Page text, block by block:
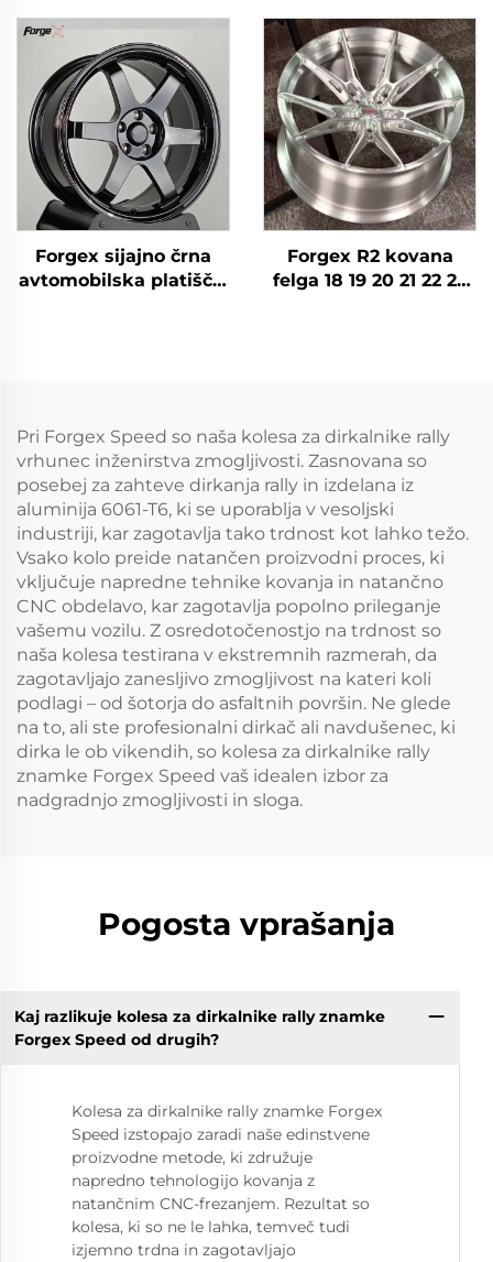
Črno Bronasto Hrom
5x120 5x114.3 5x112
TE37 Zlitina Kovanega
Aluminija
Avtomobilske Felge
5x114,3 aluminijaste
kovane jante po meri
za Nissan 370Z 350Z
Toyota Honda
Forgex sijajno črna
avtomobilska platišča,
Model Y
Forgex R2 kovana
felga 18 19 20 21 22 23
Pri Forgex Speed so naša kolesa za dirkalnike rally
vrhunec inženirstva zmogljivosti. Zasnovana so
posebej za zahteve dirkanja rally in izdelana iz
aluminija 6061-T6, ki se uporablja v vesoljski
industriji, kar zagotavlja tako trdnost kot lahko težo.
Vsako kolo preide natančen proizvodni proces, ki
vključuje napredne tehnike kovanja in natančno
CNC obdelavo, kar zagotavlja popolno prileganje
vašemu vozilu. Z osredotočenostjo na trdnost so
naša kolesa testirana v ekstremnih razmerah, da
zagotavljajo zanesljivo zmogljivost na kateri koli
podlagi – od šotorja do asfaltnih površin. Ne glede
na to, ali ste profesionalni dirkač ali navdušenec, ki
dirka le ob vikendih, so kolesa za dirkalnike rally
znamke Forgex Speed vaš idealen izbor za
nadgradnjo zmogljivosti in sloga.
Pogosta vprašanja
Kaj razlikuje kolesa za dirkalnike rally znamke
Forgex Speed od drugih?
Kolesa za dirkalnike rally znamke Forgex
Speed izstopajo zaradi naše edinstvene
proizvodne metode, ki združuje
napredno tehnologijo kovanja z
natančnim CNC-frezanjem. Rezultat so
kolesa, ki so ne le lahka, temveč tudi
izjemno trdna in zagotavljajo